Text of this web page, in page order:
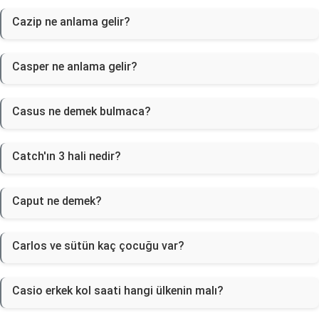
Cazip ne anlama gelir?
Casper ne anlama gelir?
Casus ne demek bulmaca?
Catch'ın 3 hali nedir?
Caput ne demek?
Carlos ve sütün kaç çocuğu var?
Casio erkek kol saati hangi ülkenin malı?